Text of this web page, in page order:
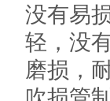
没有易
轻，没
磨损，